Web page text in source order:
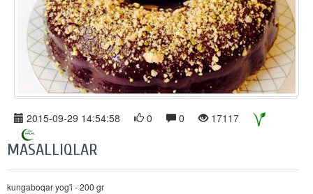
2015-09-29 14:54:58 0 0 17117
MASALLIQLAR
kungaboqar yog'i - 200 gr